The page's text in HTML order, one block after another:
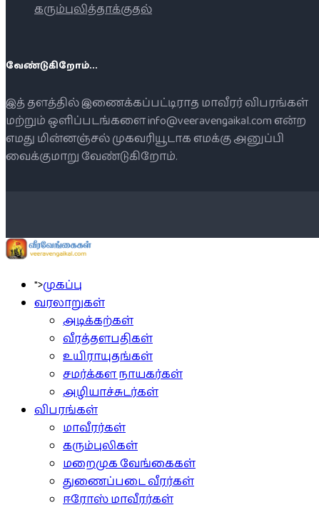
கரும்புலித்தாக்குதல்
வேண்டுகிறோம்...
இத் தளத்தில் இணைக்கப்பட்டிராத மாவீரர் விபரங்கள்
மற்றும் ஒளிப்படங்களை info@veeravengaikal.com என்ற
எமது மின்னஞ்சல் முகவரியூடாக எமக்கு அனுப்பி
வைக்குமாறு வேண்டுகிறோம்.
">முகப்பு
வரலாறுகள்
அடிக்கற்கள்
வீரத்தளபதிகள்
உயிராயுதங்கள்
சமர்க்கள நாயகர்கள்
அழியாச்சுடர்கள்
விபரங்கள்
மாவீரர்கள்
கரும்புலிகள்
மறைமுக வேங்கைகள்
துணைப்படை வீரர்கள்
ஈரோஸ் மாவீரர்கள்